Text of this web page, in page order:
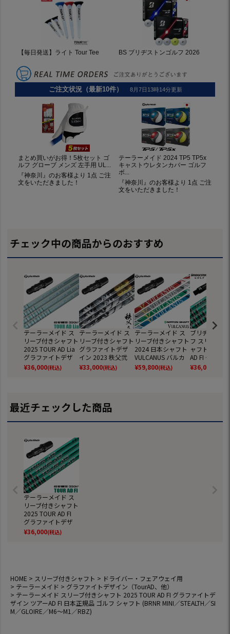
チェック中の商品からのおすすめ
テーラーメイド ス
リーブ付きシャフト
2025 TOUR AD Lia
グラファイトデザ
イン ツアーAD ライ
ア 日本正規品 ゴル
M1／RBZ)
¥36,000(税込)
テーラーメイド ス
リーブ付きシャフト
グラファイトデザ
イン 2023 秩父弐
ドライバー用 日本
正規品 (BRNR MINI
¥33,000(税込)
テーラーメイド ス
リーブ付きシャフト
2024 日本シャフト
VULCANUS バルカ
ヌス 日本正規品 ゴ
ルフ シャフト (BRN
¥59,800(税込)
ブリヂストン
フ スリーブ付
ャフト 2025
AD FI グラフ
デザイン ツア
FI 日本正規品
¥36,000
最近チェックした商品
テーラーメイド ス
リーブ付きシャフト
2025 TOUR AD FI
グラファイトデザ
イン ツアーAD FI 日
本正規品 ゴルフ シ
¥36,000(税込)
HOME スリーブ付きシャフト
ドライバー・フェアウェイ用
テーラーメイド
グラファイトデザイン（TourAD、他）
テーラーメイド スリーブ付きシャフト 2025 TOUR AD FI グラファイトデ
ザイン ツアーAD FI 日本正規品 ゴルフ シャフト (BRNR MINI／STEALTH／SI
M／GLOIRE／M6～M1／RBZ)